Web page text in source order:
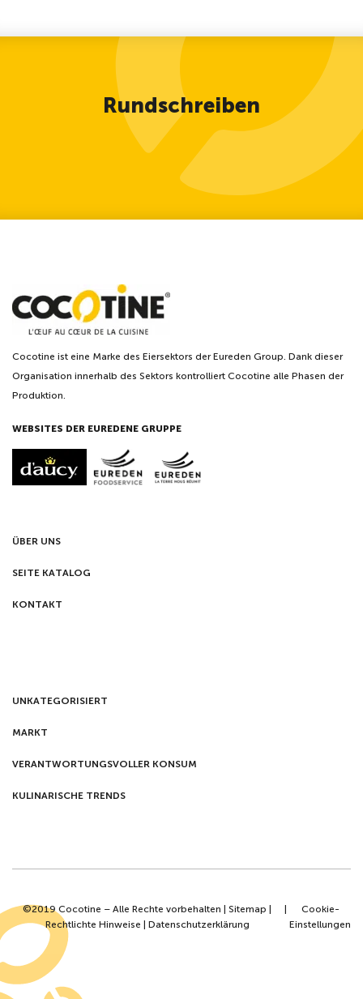
Rundschreiben
Cocotine ist eine Marke des Eiersektors der Eureden Group. Dank dieser
Organisation innerhalb des Sektors kontrolliert Cocotine alle Phasen der
Produktion.
WEBSITES DER EUREDENE GRUPPE
ÜBER UNS
SEITE KATALOG
KONTAKT
UNKATEGORISIERT
MARKT
VERANTWORTUNGSVOLLER KONSUM
KULINARISCHE TRENDS
©2019 Cocotine – Alle Rechte vorbehalten | Sitemap
Rechtlichte Hinweise
Datenschutzerklärung
Cookie-
Einstellungen